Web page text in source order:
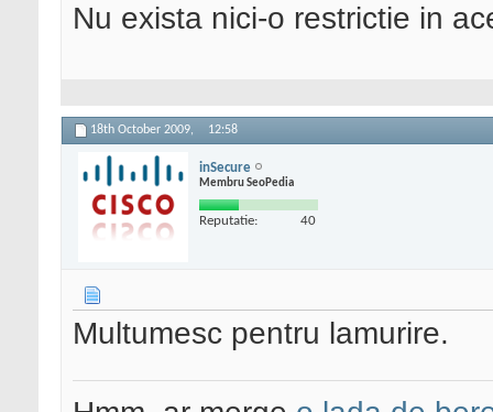
Nu exista nici-o restrictie in
18th October 2009, 12:58
inSecure
Membru SeoPedia
Reputatie: 40
Multumesc pentru lamurire.